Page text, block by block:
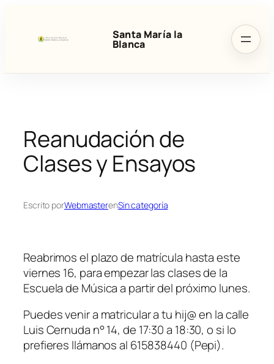
contenido
Santa María la
Blanca
Reanudación de
Clases y Ensayos
Escrito porWebmasterenSin categoría
Reabrimos el plazo de matrícula hasta este
viernes 16, para empezar las clases de la
Escuela de Música a partir del próximo lunes.
Puedes venir a matricular a tu hij@ en la calle
Luis Cernuda n° 14, de 17:30 a 18:30, o si lo
prefieres llámanos al 615838440 (Pepi).